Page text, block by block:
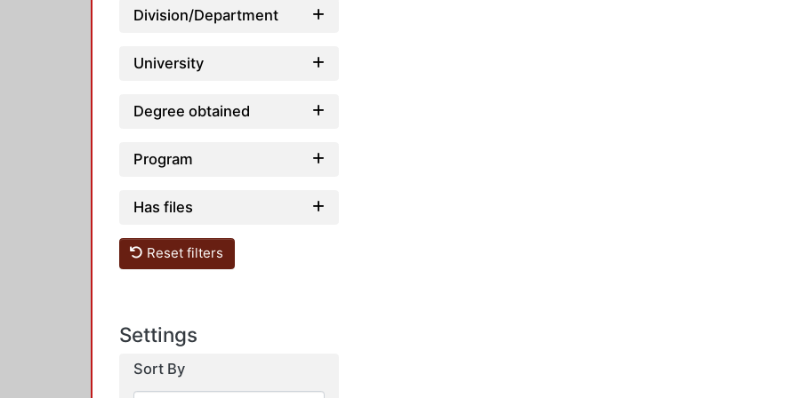
Division/Department
University
Degree obtained
Program
Has files
Reset filters
Settings
Sort By